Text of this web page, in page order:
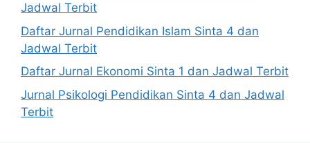
Jadwal Terbit
Daftar Jurnal Pendidikan Islam Sinta 4 dan
Jadwal Terbit
Daftar Jurnal Ekonomi Sinta 1 dan Jadwal Terbit
Jurnal Psikologi Pendidikan Sinta 4 dan Jadwal
Terbit